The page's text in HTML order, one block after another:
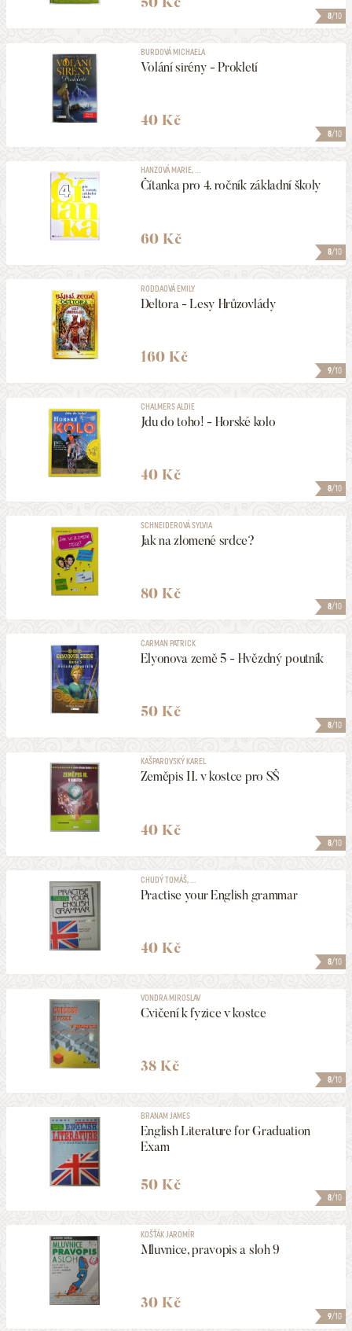
8/10
8/10
BURDOVÁ MICHAELA
Volání sirény - Prokletí
40 Kč
8/10
HANZOVÁ MARIE, ...
Čítanka pro 4. ročník základní školy
60 Kč
9/10
RODDAOVÁ EMILY
Deltora - Lesy Hrůzovlády
160 Kč
8/10
CHALMERS ALDIE
Jdu do toho! - Horské kolo
40 Kč
8/10
SCHNEIDEROVÁ SYLVIA
Jak na zlomené srdce?
80 Kč
8/10
CARMAN PATRICK
Elyonova země 5 - Hvězdný poutník
50 Kč
8/10
KAŠPAROVSKÝ KAREL
Zeměpis II. v kostce pro SŠ
40 Kč
8/10
CHUDÝ TOMÁŠ, ...
Practise your English grammar
40 Kč
8/10
VONDRA MIROSLAV
Cvičení k fyzice v kostce
38 Kč
8/10
BRANAM JAMES
English Literature for Graduation
Exam
50 Kč
9/10
KOŠŤÁK JAROMÍR
Mluvnice, pravopis a sloh 9
30 Kč